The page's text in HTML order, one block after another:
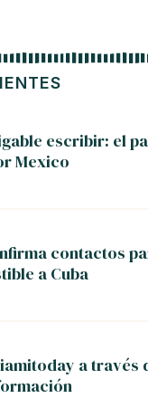
escribir: el
Mexico
contactos
a Cuba
a través